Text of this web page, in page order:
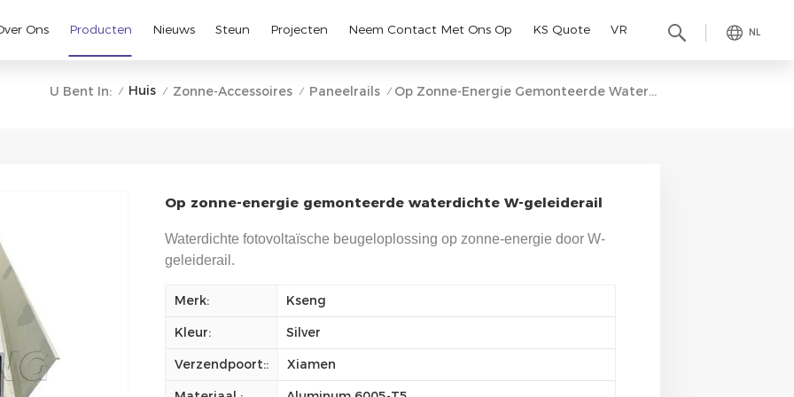
NL
Ons Producten Nieuws Steun Projecten Neem Contact Met Ons Op KS Quote VR
U Bent In: / Huis / Zonne-Accessoires / Paneelrails / Op Zonne-Energie Gemonteerde Waterdichte W-Geleiderail
Op zonne-energie gemonteerde waterdichte W-geleiderail
Waterdichte fotovoltaïsche beugeloplossing op zonne-energie door W-
geleiderail.
Merk:
Kseng
Kleur:
Silver
Verzendpoort::
Xiamen